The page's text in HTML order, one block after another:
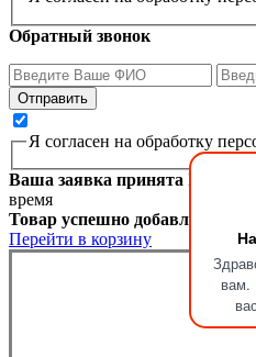
вам.
Обратный звонок
Я согласен на обработку
Ваша заявка принята Мы
время
Товар успешно добавлен в
Перейти в корзину